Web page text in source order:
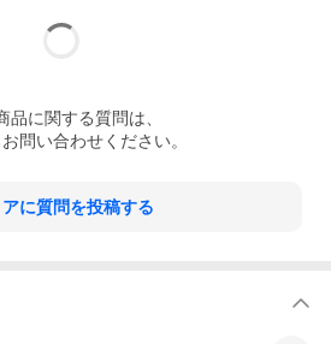
品に関する質問は、
問い合わせください。
に質問を投稿する